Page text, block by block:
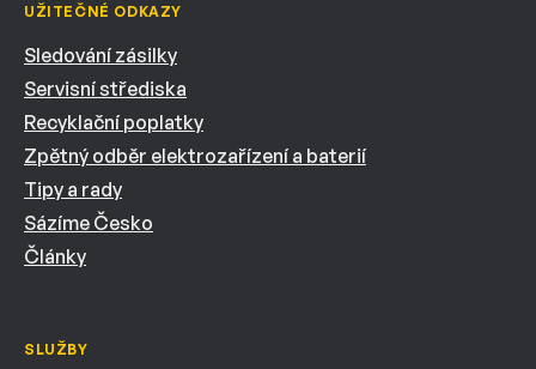
UŽITEČNÉ ODKAZY
Sledování zásilky
Servisní střediska
Recyklační poplatky
Zpětný odběr elektrozařízení a baterií
Tipy a rady
Sázíme Česko
Články
SLUŽBY